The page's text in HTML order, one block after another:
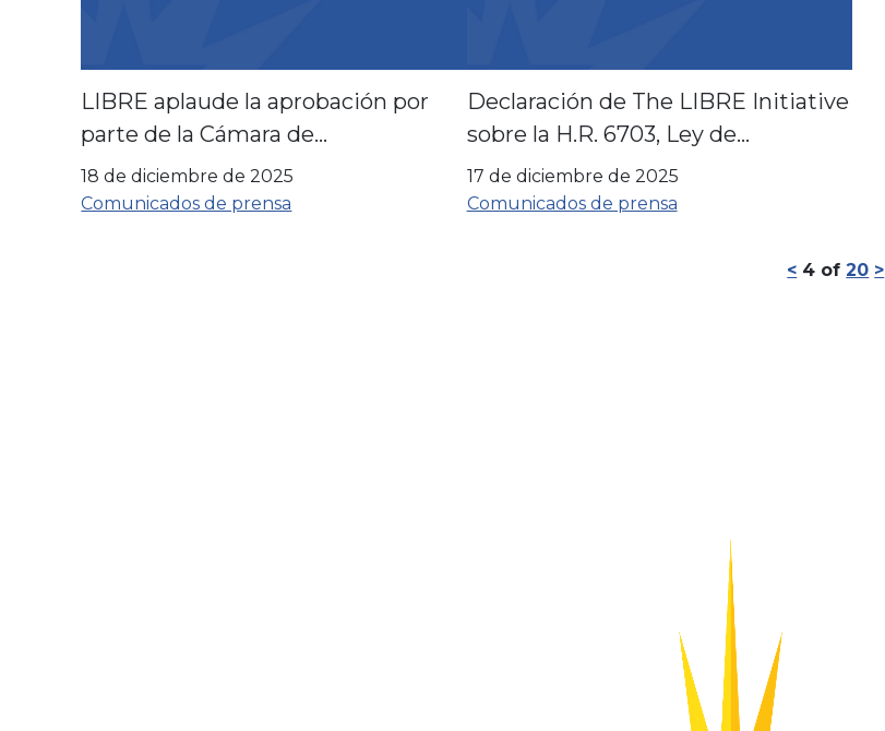
LIBRE aplaude la aprobación por
parte de la Cámara de
Representantes de la Ley SPEED
para impulsar la energía
18 de diciembre de 2025
Comunicados de prensa
Declaración de The LIBRE Initiative
sobre la H.R. 6703, Ley de
Reducción de las Primas de Seguro
Médico para Todos de 2025
17 de diciembre de 2025
Comunicados de prensa
< 4 of 20 >